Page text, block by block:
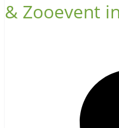
& Zooevent